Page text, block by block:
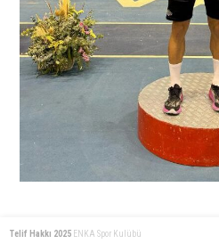
Telif Hakkı 2025 ENKA Spor Kulübü